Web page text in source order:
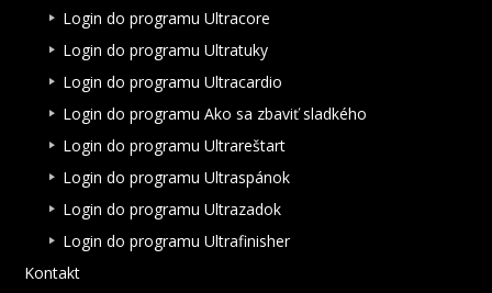
Login do programu Ultracore
Login do programu Ultratuky
Login do programu Ultracardio
Login do programu Ako sa zbaviť sladkého
Login do programu Ultrareštart
Login do programu Ultraspánok
Login do programu Ultrazadok
Login do programu Ultrafinisher
Kontakt